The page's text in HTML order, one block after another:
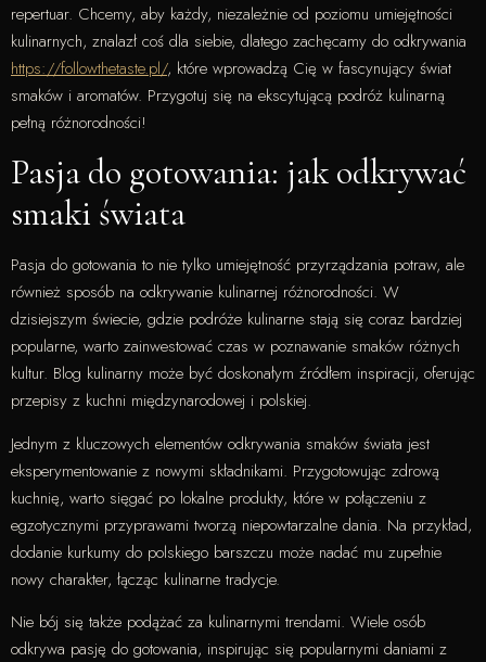
repertuar. Chcemy, aby każdy, niezależnie od poziomu umiejętności
kulinarnych, znalazł coś dla siebie, dlatego zachęcamy do odkrywania
https://followthetaste.pl/, które wprowadzą Cię w fascynujący świat
smaków i aromatów. Przygotuj się na ekscytującą podróż kulinarną
pełną różnorodności!
Pasja do gotowania: jak odkrywać
smaki świata
Pasja do gotowania to nie tylko umiejętność przyrządzania potraw, ale
również sposób na odkrywanie kulinarnej różnorodności. W
dzisiejszym świecie, gdzie podróże kulinarne stają się coraz bardziej
popularne, warto zainwestować czas w poznawanie smaków różnych
kultur. Blog kulinarny może być doskonałym źródłem inspiracji, oferując
przepisy z kuchni międzynarodowej i polskiej.
Jednym z kluczowych elementów odkrywania smaków świata jest
eksperymentowanie z nowymi składnikami. Przygotowując zdrową
kuchnię, warto sięgać po lokalne produkty, które w połączeniu z
egzotycznymi przyprawami tworzą niepowtarzalne dania. Na przykład,
dodanie kurkumy do polskiego barszczu może nadać mu zupełnie
nowy charakter, łącząc kulinarne tradycje.
Nie bój się także podążać za kulinarnymi trendami. Wiele osób
odkrywa pasję do gotowania, inspirując się popularnymi daniami z